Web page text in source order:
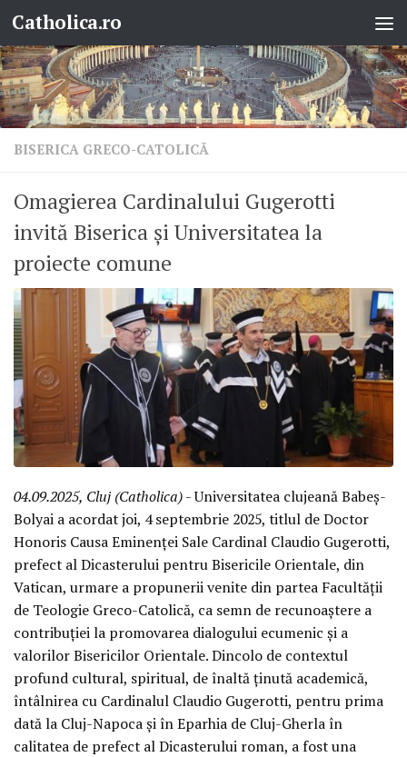
Skip to content
Catholica.ro
BISERICA GRECO-CATOLICĂ
Omagierea Cardinalului Gugerotti
invită Biserica și Universitatea la
proiecte comune
04.09.2025, Cluj (Catholica)- Universitatea clujeană Babeș-
Bolyai a acordat joi, 4 septembrie 2025, titlul de Doctor
Honoris Causa Eminenței Sale Cardinal Claudio Gugerotti,
prefect al Dicasterului pentru Bisericile Orientale, din
Vatican, urmare a propunerii venite din partea Facultății
de Teologie Greco-Catolică, ca semn de recunoaștere a
contribuției la promovarea dialogului ecumenic și a
valorilor Bisericilor Orientale. Dincolo de contextul
profund cultural, spiritual, de înaltă ținută academică,
întâlnirea cu Cardinalul Claudio Gugerotti, pentru prima
dată la Cluj-Napoca și în Eparhia de Cluj-Gherla în
calitatea de prefect al Dicasterului roman, a fost una